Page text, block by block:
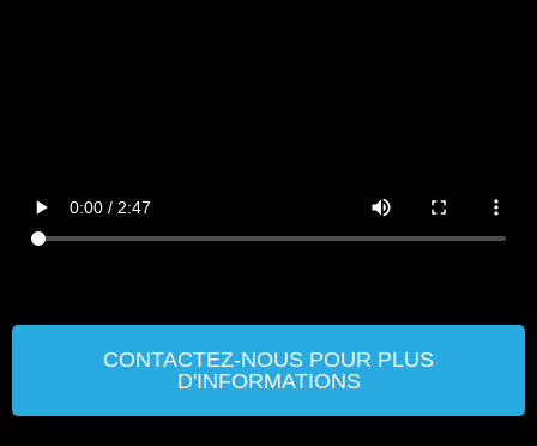
CONTACTEZ-NOUS POUR PLUS
D'INFORMATIONS